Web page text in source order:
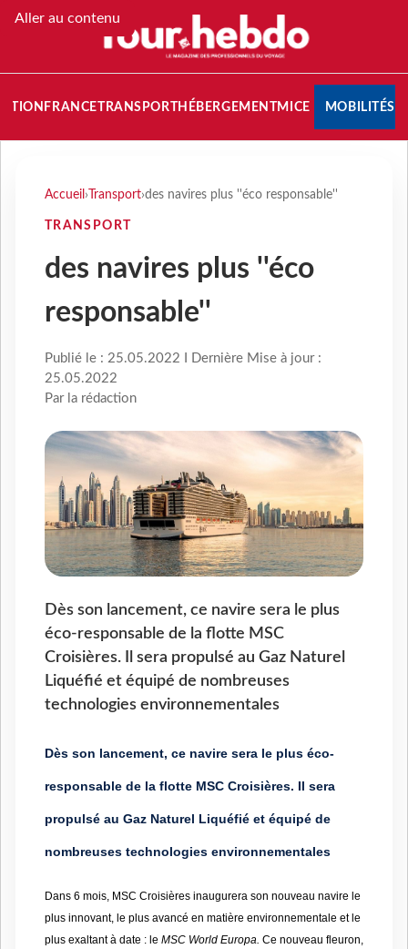
Aller au contenu
FRANCETRANSPORT HÉBERGEMENTMICE MOBILITÉS
Accueil › Transport›des navires plus ''éco responsable''
TRANSPORT
des navires plus ''éco
responsable''
Publié le : 25.05.2022 I Dernière Mise à jour :
25.05.2022
Par la rédaction
Dès son lancement, ce navire sera le plus
éco-responsable de la flotte MSC
Croisières. Il sera propulsé au Gaz Naturel
Liquéfié et équipé de nombreuses
technologies environnementales
Dès son lancement, ce navire sera le plus éco-
responsable de la flotte MSC Croisières. Il sera
propulsé au Gaz Naturel Liquéfié et équipé de
nombreuses technologies environnementales
Dans 6 mois, MSC Croisières inaugurera son nouveau navire le
plus innovant, le plus avancé en matière environnementale et le
plus exaltant à date : le MSC World Europa. Ce nouveau fleuron,